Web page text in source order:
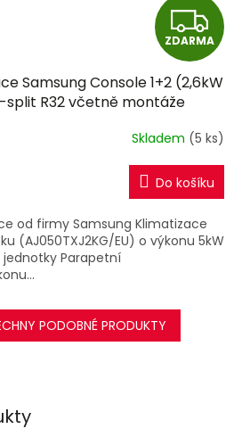
Z
D
A
R
M
A
ZDARMA
Samsung Console 1+2 (2,6kW
split R32 včetně montáže
Skladem (5 ks)
Do košíku
od firmy Samsung Klimatizace
(AJ050TXJ2KG/EU) o výkonu 5kW
Parapetní
PODOBNÉ PRODUKTY